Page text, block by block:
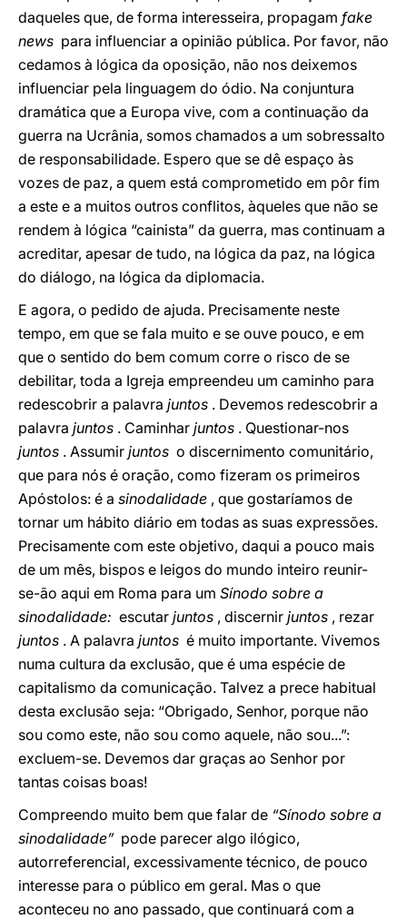
daqueles que, de forma interesseira, propagam fake
news para influenciar a opinião pública. Por favor, não
cedamos à lógica da oposição, não nos deixemos
influenciar pela linguagem do ódio. Na conjuntura
dramática que a Europa vive, com a continuação da
guerra na Ucrânia, somos chamados a um sobressalto
de responsabilidade. Espero que se dê espaço às
vozes de paz, a quem está comprometido em pôr fim
a este e a muitos outros conflitos, àqueles que não se
rendem à lógica “cainista” da guerra, mas continuam a
acreditar, apesar de tudo, na lógica da paz, na lógica
do diálogo, na lógica da diplomacia.
E agora, o pedido de ajuda. Precisamente neste
tempo, em que se fala muito e se ouve pouco, e em
que o sentido do bem comum corre o risco de se
debilitar, toda a Igreja empreendeu um caminho para
redescobrir a palavra juntos . Devemos redescobrir a
palavra juntos . Caminhar juntos . Questionar-nos
juntos . Assumir juntos o discernimento comunitário,
que para nós é oração, como fizeram os primeiros
Apóstolos: é a sinodalidade , que gostaríamos de
tornar um hábito diário em todas as suas expressões.
Precisamente com este objetivo, daqui a pouco mais
de um mês, bispos e leigos do mundo inteiro reunir-
se-ão aqui em Roma para um Sínodo sobre a
sinodalidade: escutar juntos , discernir juntos , rezar
juntos . A palavra juntos é muito importante. Vivemos
numa cultura da exclusão, que é uma espécie de
capitalismo da comunicação. Talvez a prece habitual
desta exclusão seja: “Obrigado, Senhor, porque não
sou como este, não sou como aquele, não sou...”:
excluem-se. Devemos dar graças ao Senhor por
tantas coisas boas!
Compreendo muito bem que falar de “Sínodo sobre a
sinodalidade”pode parecer algo ilógico,
autorreferencial, excessivamente técnico, de pouco
interesse para o público em geral. Mas o que
aconteceu no ano passado, que continuará com a